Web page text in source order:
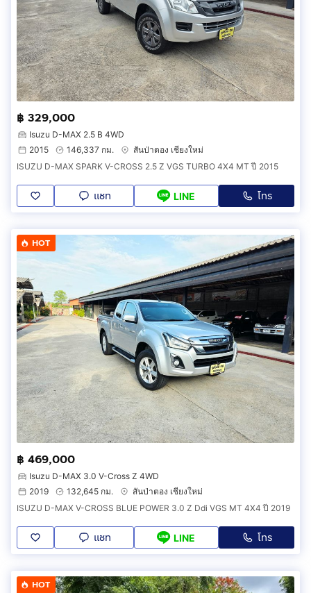
฿ 329,000
Isuzu D-MAX 2.5 B 4WD
2015
146,337 กม.
สันป่าตอง เชียงใหม่
ISUZU D-MAX SPARK V-CROSS 2.5 Z VGS TURBO 4X4 MT ปี 2015
แชท LINE โทร
HOT
฿ 469,000
Isuzu D-MAX 3.0 V-Cross Z 4WD
2019
132,645 กม.
สันป่าตอง เชียงใหม่
ISUZU D-MAX V-CROSS BLUE POWER 3.0 Z Ddi VGS MT 4X4 ปี 2019
แชท LINE โทร
HOT